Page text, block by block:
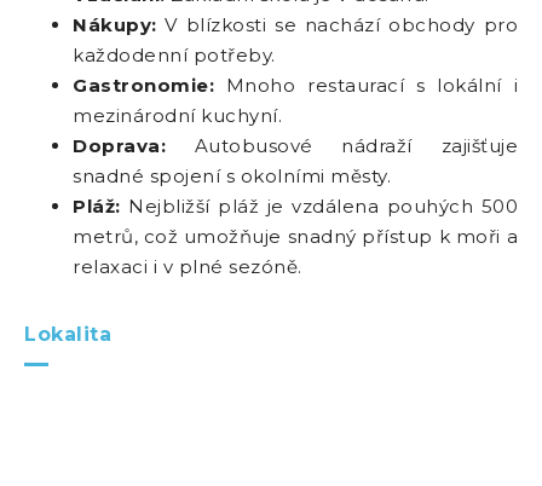
Nákupy: V blízkosti se nachází obchody pro
každodenní potřeby.
Gastronomie: Mnoho restaurací s lokální i
mezinárodní kuchyní.
Doprava: Autobusové nádraží zajišťuje
snadné spojení s okolními městy.
Pláž: Nejbližší pláž je vzdálena pouhých 500
metrů, což umožňuje snadný přístup k moři a
relaxaci i v plné sezóně.
Lokalita